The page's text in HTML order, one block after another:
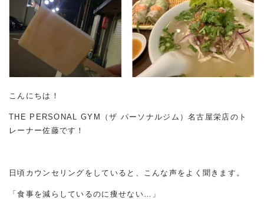
こんにちは！
THE PERSONAL GYM（ザ パーソナルジム）名古屋栄店のト
レーナー佐藤です！
日頃カウンセリングをしていると、こんな声をよく聞きます。
「食事を減らしているのに痩せない…」